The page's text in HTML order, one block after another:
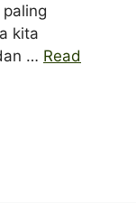
kita
… Read